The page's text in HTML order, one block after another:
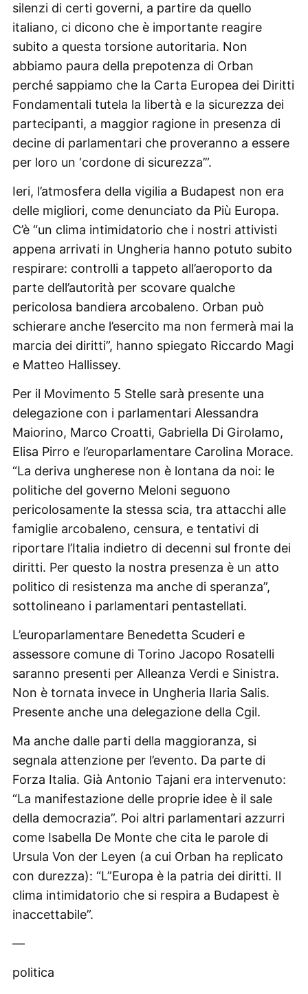
silenzi di certi governi, a partire da quello
italiano, ci dicono che è importante reagire
subito a questa torsione autoritaria. Non
abbiamo paura della prepotenza di Orban
perché sappiamo che la Carta Europea dei Diritti
Fondamentali tutela la libertà e la sicurezza dei
partecipanti, a maggior ragione in presenza di
decine di parlamentari che proveranno a essere
per loro un ‘cordone di sicurezza’”.
Ieri, l’atmosfera della vigilia a Budapest non era
delle migliori, come denunciato da Più Europa.
C’è “un clima intimidatorio che i nostri attivisti
appena arrivati in Ungheria hanno potuto subito
respirare: controlli a tappeto all’aeroporto da
parte dell’autorità per scovare qualche
pericolosa bandiera arcobaleno. Orban può
schierare anche l’esercito ma non fermerà mai la
marcia dei diritti”, hanno spiegato Riccardo Magi
e Matteo Hallissey.
Per il Movimento 5 Stelle sarà presente una
delegazione con i parlamentari Alessandra
Maiorino, Marco Croatti, Gabriella Di Girolamo,
Elisa Pirro e l’europarlamentare Carolina Morace.
“La deriva ungherese non è lontana da noi: le
politiche del governo Meloni seguono
pericolosamente la stessa scia, tra attacchi alle
famiglie arcobaleno, censura, e tentativi di
riportare l’Italia indietro di decenni sul fronte dei
diritti. Per questo la nostra presenza è un atto
politico di resistenza ma anche di speranza”,
sottolineano i parlamentari pentastellati.
L’europarlamentare Benedetta Scuderi e
assessore comune di Torino Jacopo Rosatelli
saranno presenti per Alleanza Verdi e Sinistra.
Non è tornata invece in Ungheria Ilaria Salis.
Presente anche una delegazione della Cgil.
Ma anche dalle parti della maggioranza, si
segnala attenzione per l’evento. Da parte di
Forza Italia. Già Antonio Tajani era intervenuto:
“La manifestazione delle proprie idee è il sale
della democrazia”. Poi altri parlamentari azzurri
come Isabella De Monte che cita le parole di
Ursula Von der Leyen (a cui Orban ha replicato
con durezza): “L”Europa è la patria dei diritti. Il
clima intimidatorio che si respira a Budapest è
inaccettabile”.
—
politica